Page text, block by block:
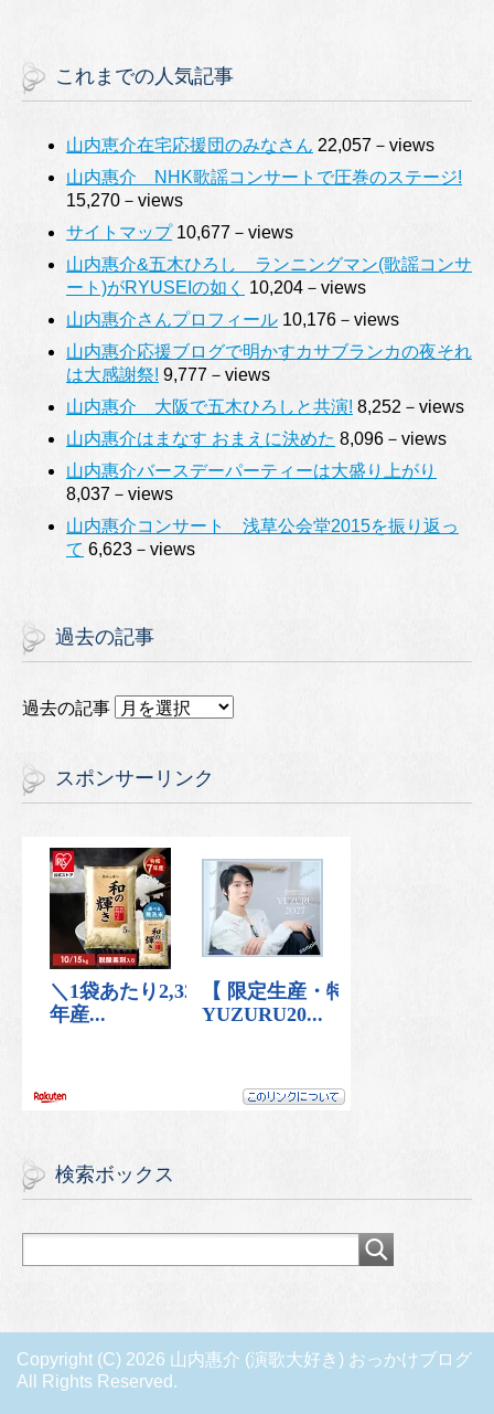
これまでの人気記事
山内恵介在宅応援団のみなさん 22,057－views
山内惠介 NHK歌謡コンサートで圧巻のステージ!
15,270－views
サイトマップ10,677－views
山内惠介&五木ひろし ランニングマン(歌謡コンサ
ート)がRYUSEIの如く
10,204－views
山内惠介さんプロフィール 10,176－views
山内惠介応援ブログで明かすカサブランカの夜それ
は大感謝祭! 9,777－views
山内惠介 大阪で五木ひろしと共演! 8,252－views
山内惠介はまなす おまえに決めた 8,096－views
山内惠介バースデーパーティーは大盛り上がり
8,037－views
山内惠介コンサート 浅草公会堂2015を振り返っ
て 6,623－views
過去の記事
過去の記事
スポンサーリンク
検索ボックス
Copyright (C) 2026 山内惠介 (演歌大好き) おっかけブログ
All Rights Reserved.